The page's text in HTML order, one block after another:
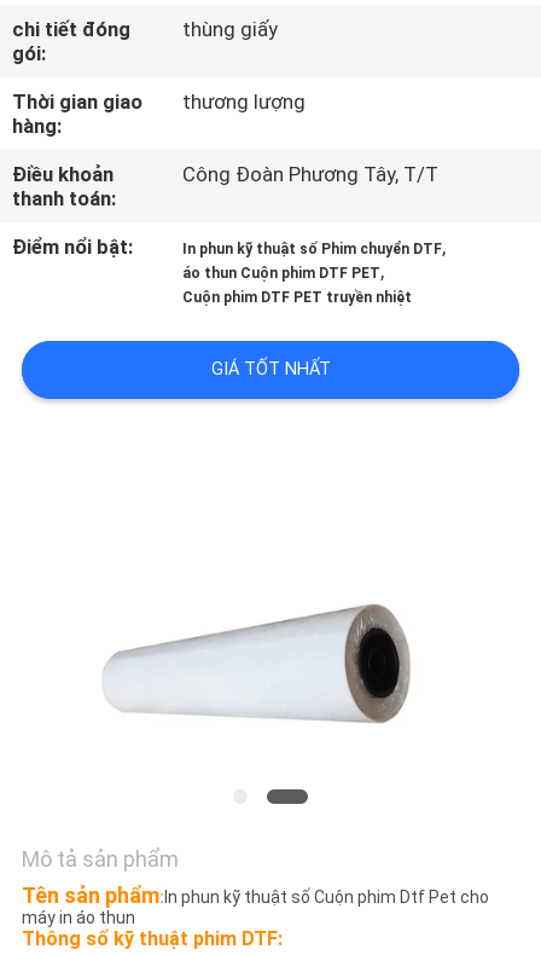
THAM
QUAN
NHÀ
MÁY
KIỂM
LƯỢNG
TRƯỜNG
HỢP
chi tiết đóng
gói:
thùng giấy
Thời gian giao
hàng:
thương lượng
Điều khoản
thanh toán:
Công Đoàn Phương Tây, T/T
Điểm nổi bật: In phun kỹ thuật số Phim chuyển DTF,
áo thun Cuộn phim DTF PET,
Cuộn phim DTF PET truyền nhiệt
GIÁ TỐT NHẤT
Mô tả sản phẩm
Tên sản phẩm: In phun kỹ thuật số Cuộn phim Dtf Pet cho
máy in áo thun
Thông số kỹ thuật phim DTF: